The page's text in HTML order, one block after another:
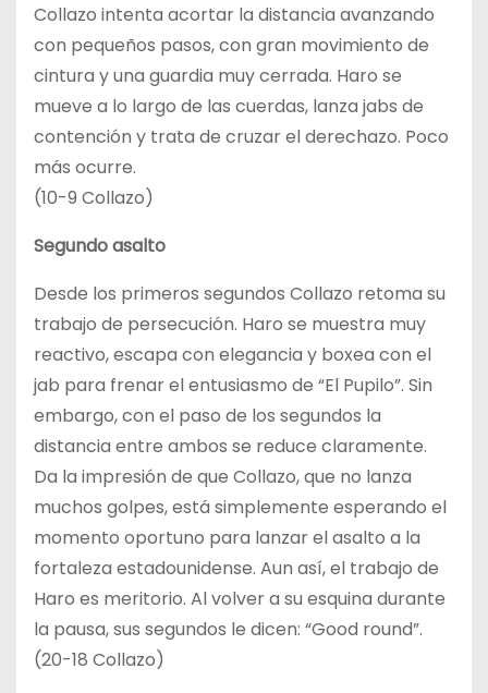
Collazo intenta acortar la distancia avanzando
con pequeños pasos, con gran movimiento de
cintura y una guardia muy cerrada. Haro se
mueve a lo largo de las cuerdas, lanza jabs de
contención y trata de cruzar el derechazo. Poco
más ocurre.
(10-9 Collazo)
Segundo asalto
Desde los primeros segundos Collazo retoma su
trabajo de persecución. Haro se muestra muy
reactivo, escapa con elegancia y boxea con el
jab para frenar el entusiasmo de “El Pupilo”. Sin
embargo, con el paso de los segundos la
distancia entre ambos se reduce claramente.
Da la impresión de que Collazo, que no lanza
muchos golpes, está simplemente esperando el
momento oportuno para lanzar el asalto a la
fortaleza estadounidense. Aun así, el trabajo de
Haro es meritorio. Al volver a su esquina durante
la pausa, sus segundos le dicen: “Good round”.
(20-18 Collazo)